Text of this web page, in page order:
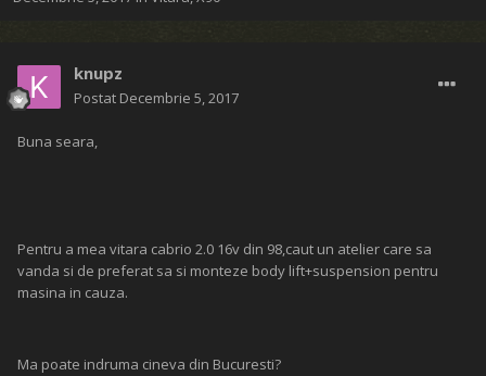
knupz
Postat Decembrie 5, 2017
Buna seara,
Pentru a mea vitara cabrio 2.0 16v din 98,caut un atelier care sa
vanda si de preferat sa si monteze body lift+suspension pentru
masina in cauza.
Ma poate indruma cineva din Bucuresti?